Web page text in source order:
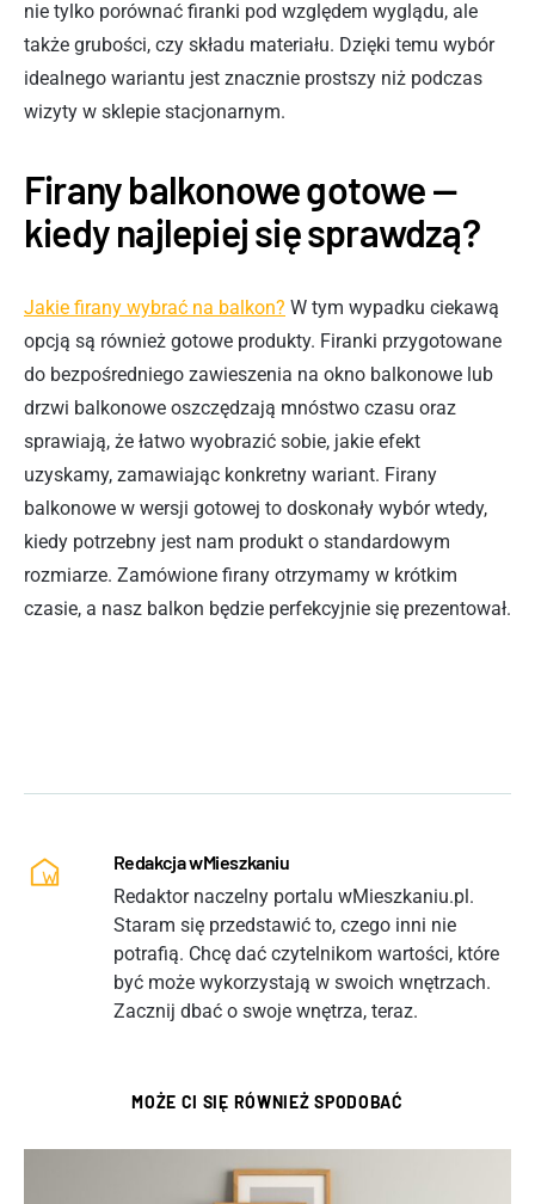
nie tylko porównać firanki pod względem wyglądu, ale
także grubości, czy składu materiału. Dzięki temu wybór
idealnego wariantu jest znacznie prostszy niż podczas
wizyty w sklepie stacjonarnym.
Firany balkonowe gotowe —
kiedy najlepiej się sprawdzą?
Jakie firany wybrać na balkon? W tym wypadku ciekawą
opcją są również gotowe produkty. Firanki przygotowane
do bezpośredniego zawieszenia na okno balkonowe lub
drzwi balkonowe oszczędzają mnóstwo czasu oraz
sprawiają, że łatwo wyobrazić sobie, jakie efekt
uzyskamy, zamawiając konkretny wariant. Firany
balkonowe w wersji gotowej to doskonały wybór wtedy,
kiedy potrzebny jest nam produkt o standardowym
rozmiarze. Zamówione firany otrzymamy w krótkim
czasie, a nasz balkon będzie perfekcyjnie się prezentował.
Redakcja wMieszkaniu
Redaktor naczelny portalu wMieszkaniu.pl.
Staram się przedstawić to, czego inni nie
potrafią. Chcę dać czytelnikom wartości, które
być może wykorzystają w swoich wnętrzach.
Zacznij dbać o swoje wnętrza, teraz.
MOŻE CI SIĘ RÓWNIEŻ SPODOBAĆ